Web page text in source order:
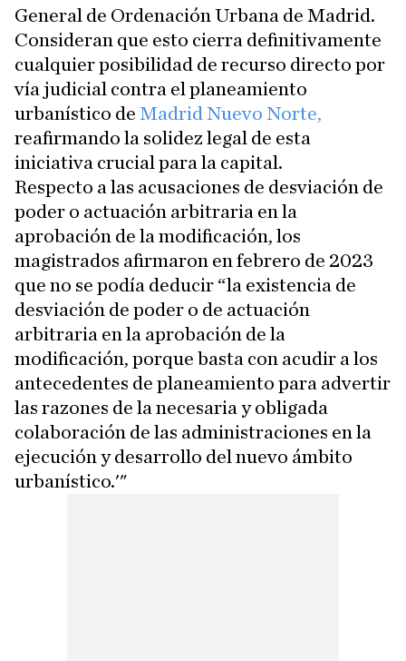
General de Ordenación Urbana de Madrid.
Consideran que esto cierra definitivamente
cualquier posibilidad de recurso directo por
vía judicial contra el planeamiento
urbanístico de Madrid Nuevo Norte,
reafirmando la solidez legal de esta
iniciativa crucial para la capital.
Respecto a las acusaciones de desviación de
poder o actuación arbitraria en la
aprobación de la modificación, los
magistrados afirmaron en febrero de 2023
que no se podía deducir “la existencia de
desviación de poder o de actuación
arbitraria en la aprobación de la
modificación, porque basta con acudir a los
antecedentes de planeamiento para advertir
las razones de la necesaria y obligada
colaboración de las administraciones en la
ejecución y desarrollo del nuevo ámbito
urbanístico.'"